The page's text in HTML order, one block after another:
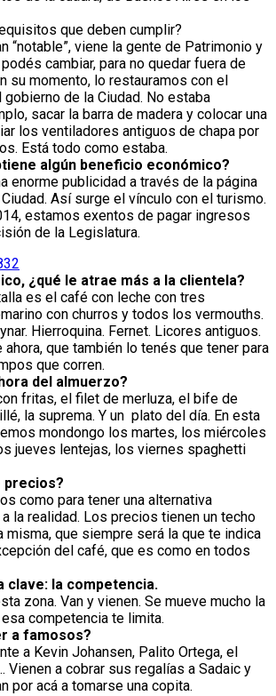
que deben cumplir?
“notable”, viene la gente de Patrimonio y
cambiar, para no quedar fuera de
su momento, lo restauramos con el
de la Ciudad. No estaba
sacar la barra de madera y colocar una
los ventiladores antiguos de chapa por
Está todo como estaba.
algún beneficio económico?
enorme publicidad a través de la página
Así surge el vínculo con el turismo.
estamos exentos de pagar ingresos
de la Legislatura.
¿qué le atrae más a la clientela?
es el café con leche con tres
con churros y todos los vermouths.
Hierroquina. Fernet. Licores antiguos.
que también lo tenés que tener para
que corren.
del almuerzo?
fritas, el filet de merluza, el bife de
la suprema. Y un plato del día. En esta
mondongo los martes, los miércoles
jueves lentejas, los viernes spaghetti
precios?
como para tener una alternativa
la realidad. Los precios tienen un techo
misma, que siempre será la que te indica
del café, que es como en todos
clave: la competencia.
zona. Van y vienen. Se mueve mucho la
competencia te limita.
a famosos?
a Kevin Johansen, Palito Ortega, el
Vienen a cobrar sus regalías a Sadaic y
por acá a tomarse una copita.